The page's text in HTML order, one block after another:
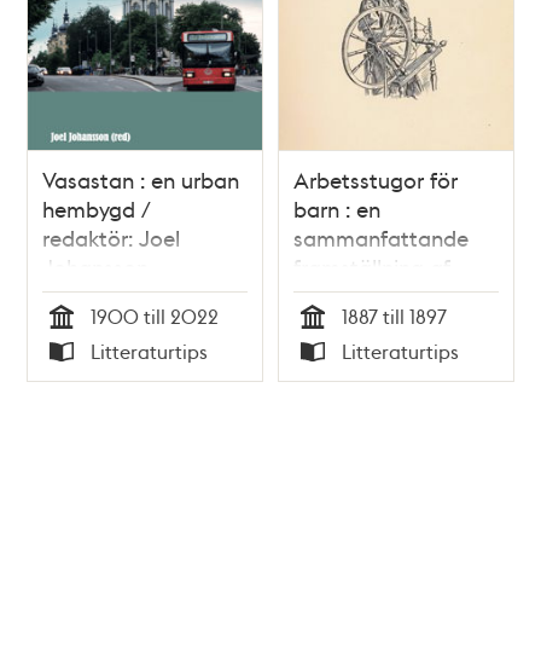
Vasastan : en urban
hembygd /
redaktör: Joel
Johansson
Tid
1900 till 2022
Typ
Litteraturtips
Arbetsstugor för
barn : en
sammanfattande
framställning af
i Sverige / Anna
Hierta-Retzius
Tid
1887 till 1897
Typ
Litteraturtips